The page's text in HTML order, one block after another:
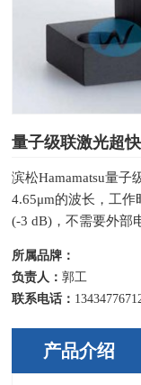
量子级联激光超
滨松Hamamatsu量
4.65μm的波长，工
(-3 dB)，不需要外部
所属品牌：
负责人：郭工
联系电话：
产品介绍